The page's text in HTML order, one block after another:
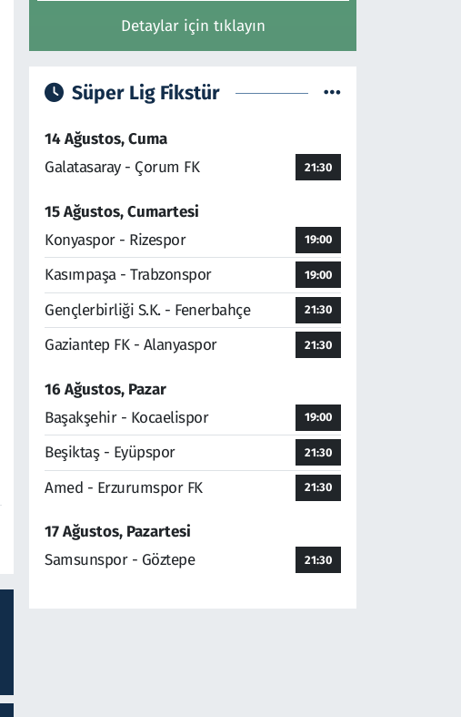
Detaylar için tıklayın
Süper Lig Fikstür
14 Ağustos, Cuma
Galatasaray - Çorum FK
21:30
15 Ağustos, Cumartesi
Konyaspor - Rizespor
19:00
Kasımpaşa - Trabzonspor 19:00
Gençlerbirliği S.K. - Fenerbahçe 21:30
Gaziantep FK - Alanyaspor 21:30
16 Ağustos, Pazar
Başakşehir - Kocaelispor
19:00
Beşiktaş - Eyüpspor 21:30
Amed - Erzurumspor FK 21:30
17 Ağustos, Pazartesi
Samsunspor - Göztepe
21:30